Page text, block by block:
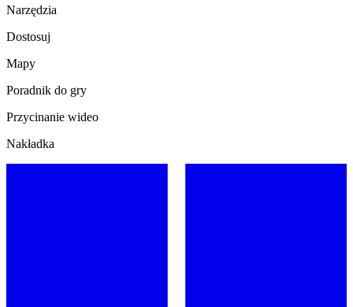
Narzędzia
Dostosuj
Mapy
Poradnik do gry
Przycinanie wideo
Nakładka